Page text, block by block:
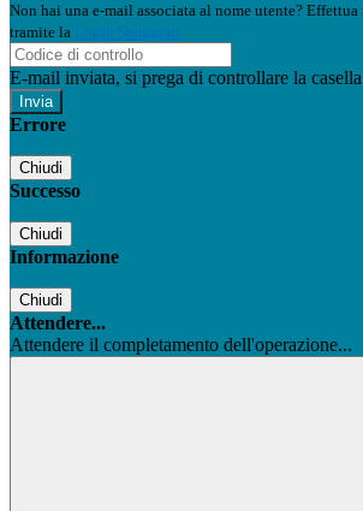
Non hai una e-mail associata al nome utente? Effettua
tramite la Login Spaggiari
E-mail inviata, si prega di controllare la
Errore
Chiudi
Successo
Chiudi
Informazione
Chiudi
Attendere...
Attendere il completamento dell'operazione...